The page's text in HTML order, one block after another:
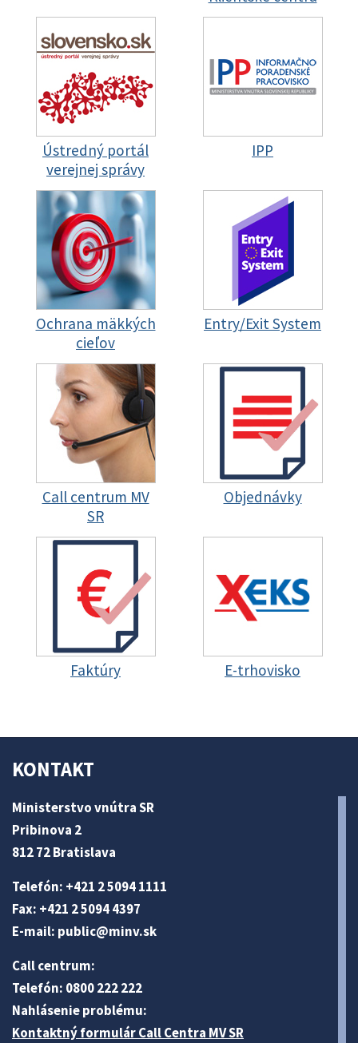
Ústredný portál
verejnej správy
IPP
Ochrana mäkkých
cieľov
Entry/Exit System
Call centrum MV
SR
Objednávky
Faktúry E-trhovisko
KONTAKT
Ministerstvo vnútra SR
Pribinova 2
812 72 Bratislava
Telefón: +421 2 5094 1111
Fax: +421 2 5094 4397
E-mail: public@minv.sk
Call centrum:
Telefón: 0800 222 222
Nahlásenie problému:
Kontaktný formulár Call Centra MV SR